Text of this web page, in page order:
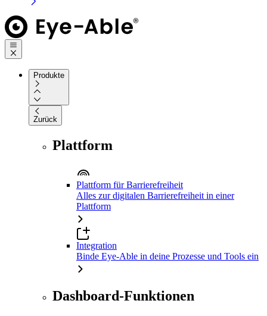
Produkte
Zurück
Plattform
Plattform für Barrierefreiheit
Alles zur digitalen Barrierefreiheit in einer
Plattform
Integration
Binde Eye-Able in deine Prozesse und Tools ein
Dashboard-Funktionen